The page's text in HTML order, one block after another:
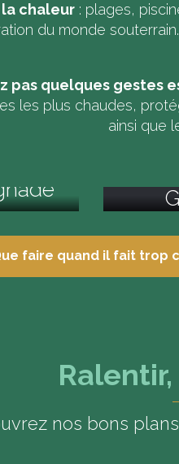
chaleur : plages,
du monde
pas quelques gestes
les plus chaudes,
ainsi que
faire quand il fait trop
nos bons